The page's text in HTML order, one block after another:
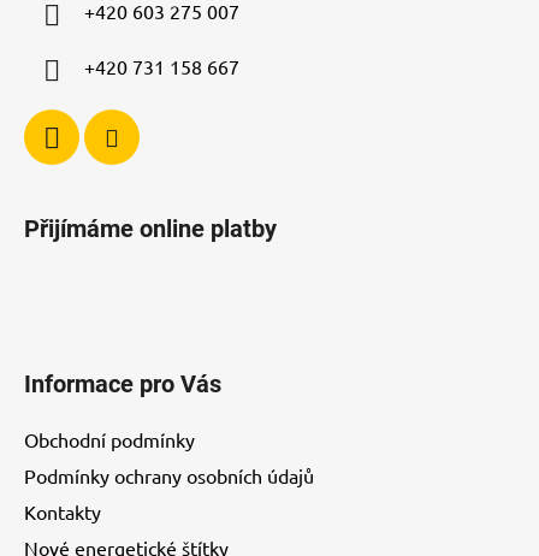
+420 603 275 007
+420 731 158 667
Přijímáme online platby
Informace pro Vás
Obchodní podmínky
Podmínky ochrany osobních údajů
Kontakty
Nové energetické štítky